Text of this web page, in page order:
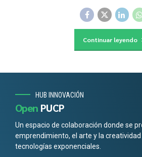
Continuar leyendo
HUB INNOVACIÓN
Open PUCP
Un espacio de colaboración donde se
emprendimiento, el arte y la creatividad
tecnologías exponenciales.